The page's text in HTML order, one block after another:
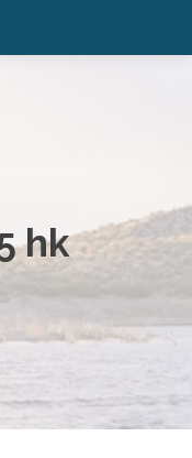
Båtmotorer
Formidlingssalg
hk